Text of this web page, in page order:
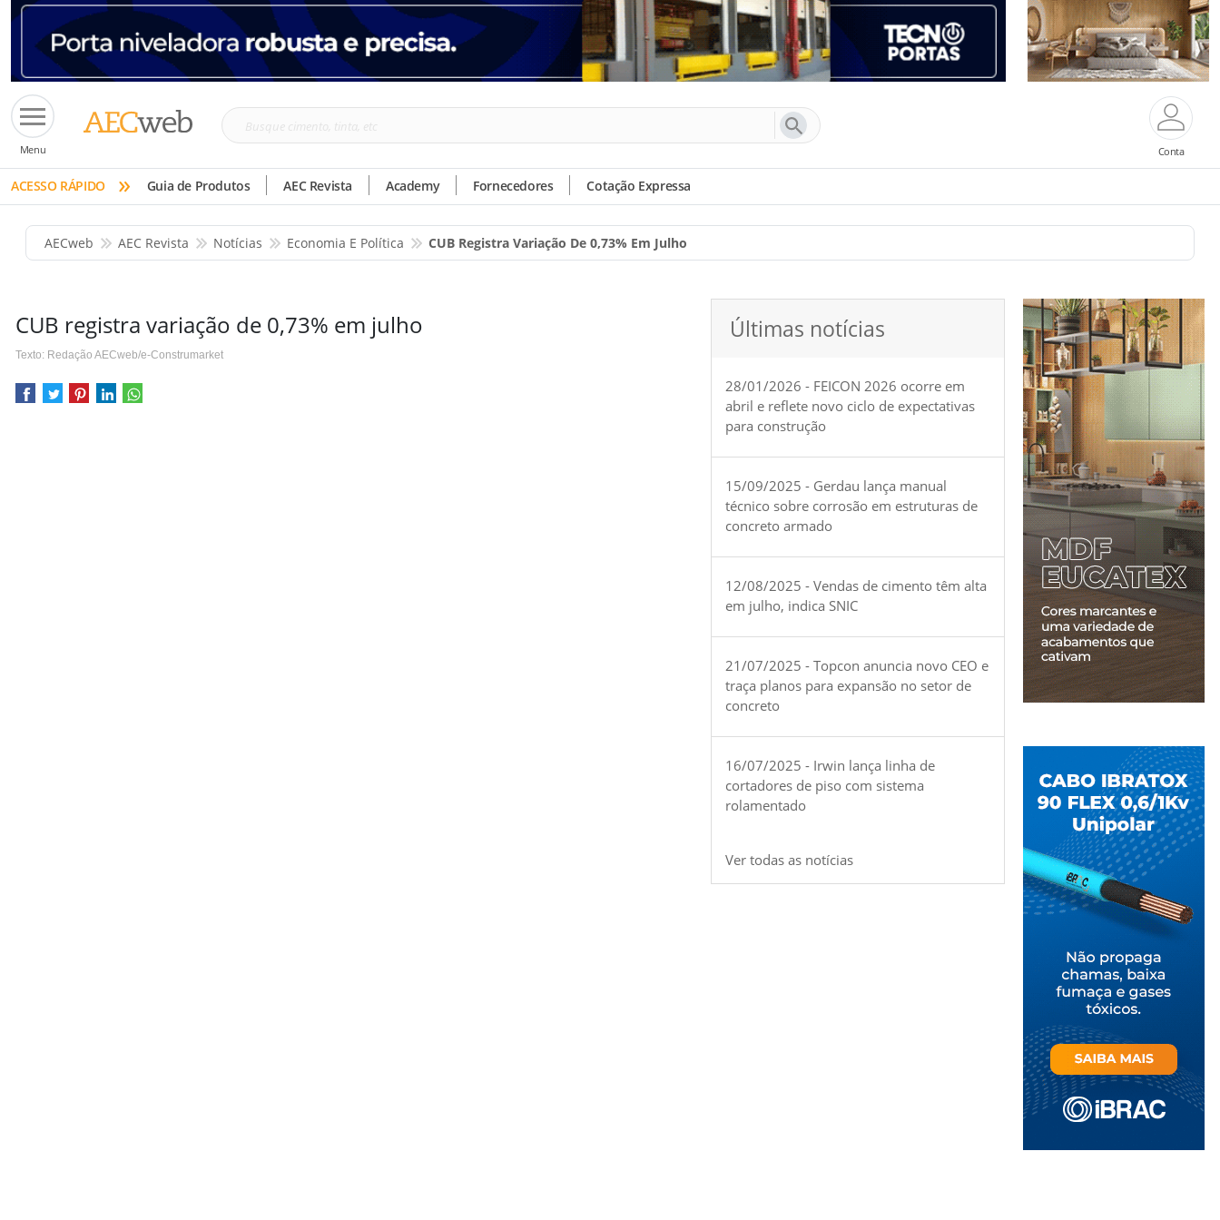
Menu
Busque
tinta,
etc
Conta
ACESSO RÁPIDO » Guia de Produtos AEC Revista Academy Fornecedores Cotação Expressa
AECweb AEC Revista Notícias Economia E Política CUB Registra Variação De 0,73% Em Julho
CUB registra variação de 0,73% em julho
Texto: Redação AECweb/e-Construmarket
Últimas notícias
28/01/2026 - FEICON 2026 ocorre em
abril e reflete novo ciclo de expectativas
para construção
15/09/2025 - Gerdau lança manual
técnico sobre corrosão em estruturas de
concreto armado
12/08/2025 - Vendas de cimento têm alta
em julho, indica SNIC
21/07/2025 - Topcon anuncia novo CEO e
traça planos para expansão no setor de
concreto
16/07/2025 - Irwin lança linha de
cortadores de piso com sistema
rolamentado
Ver todas as notícias